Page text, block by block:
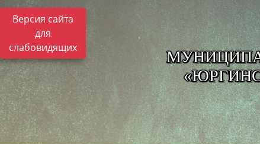
Версия сайта
для
слабовидящих